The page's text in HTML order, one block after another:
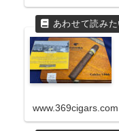
www.369cigars.com